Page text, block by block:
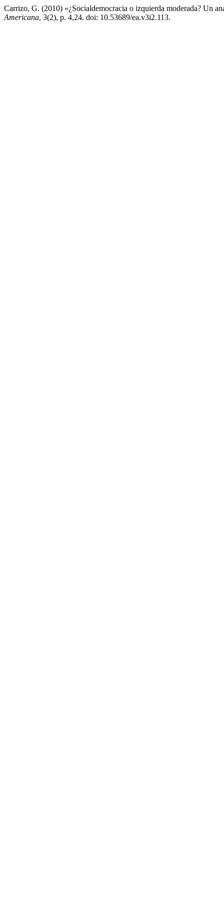
Carrizo, G. (2010) «¿Socialdemocracia o izquierda moderada? Un
Americana, 3(2), p. 4,24. doi: 10.53689/ea.v3i2.113.